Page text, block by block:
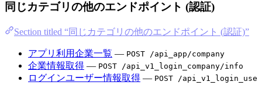
同じカテゴリの他のエンドポイント (認証)
Section titled “同じカテゴリの他のエンドポイント (認証)”
アプリ利用企業一覧 — POST /api_app/company
企業情報取得 — POST /api_v1_login_company/info
ログインユーザー情報取得 — POST /api_v1_login_use